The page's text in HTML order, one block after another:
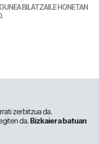
BILATZAILE HONETAN
zerbitzua da.
da. Bizkaiera batuan